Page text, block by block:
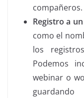
compañeros.
Registro a
como el
los
Podemos
webinar o